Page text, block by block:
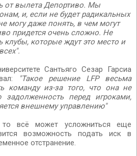
от вылета Депортиво. Мы
и, если не будет радикальных
могу даже понять, в чем могут
придется очень сложно. Не
клубы, которые ждут это место и
Сантьяго Сезар Гарсиа
"Такое решение LFP весьма
команду из-за того, что она не
перед игроками,
внешнему управлению"
то всё может усложниться еще
возможность подать иск в
отстранение.